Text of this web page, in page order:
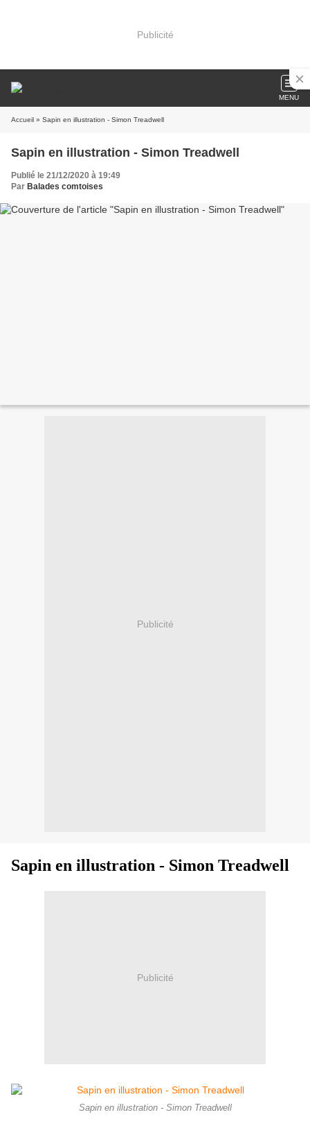
Publicité
MENU
Accueil » Sapin en illustration - Simon Treadwell
Sapin en illustration - Simon Treadwell
Publié le 21/12/2020 à 19:49
Par Balades comtoises
Publicité
Sapin en illustration - Simon Treadwell
Publicité
Sapin en illustration - Simon Treadwell